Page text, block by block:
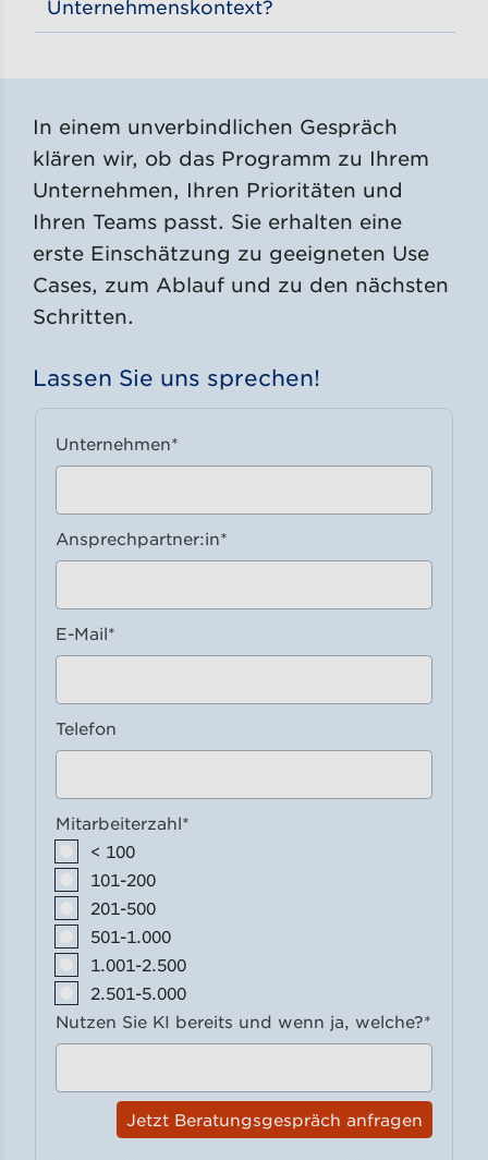
Unternehmenskontext?
In einem unverbindlichen Gespräch
klären wir, ob das Programm zu Ihrem
Unternehmen, Ihren Prioritäten und
Ihren Teams passt. Sie erhalten eine
erste Einschätzung zu geeigneten Use
Cases, zum Ablauf und zu den nächsten
Schritten.
Lassen Sie uns sprechen!
Unternehmen*
Ansprechpartner:in*
E-Mail*
Telefon
Mitarbeiterzahl*
< 100
101-200
201-500
501-1.000
1.001-2.500
2.501-5.000
Nutzen Sie KI bereits und wenn ja, welche?*